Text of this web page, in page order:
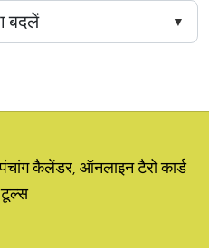
कैलेंडर, ऑनलाइन टैरो कार्ड
टूल्स